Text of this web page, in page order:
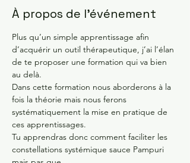
À propos de l'événement
Plus qu’un simple apprentissage afin
d’acquérir un outil thérapeutique, j’ai l’élan
de te proposer une formation qui va bien
au delà.
Dans cette formation nous aborderons à la
fois la théorie mais nous ferons
systématiquement la mise en pratique de
ces apprentissages.
Tu apprendras donc comment faciliter les
constellations systémique sauce Pampuri